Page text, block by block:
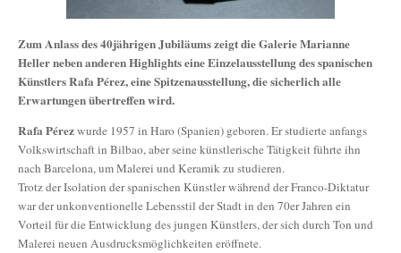
Zum Anlass des 40jährigen Jubiläums zeigt die Galerie Marianne
Heller neben anderen Highlights eine Einzelausstellung des spanischen
Künstlers Rafa Pérez, eine Spitzenausstellung, die sicherlich alle
Erwartungen übertreffen wird.
Rafa Pérezwurde 1957 in Haro (Spanien) geboren. Er studierte anfangs
Volkswirtschaft in Bilbao, aber seine künstlerische Tätigkeit führte ihn
nach Barcelona, um Malerei und Keramik zu studieren.
Trotz der Isolation der spanischen Künstler während der Franco-Diktatur
war der unkonventionelle Lebensstil der Stadt in den 70er Jahren ein
Vorteil für die Entwicklung des jungen Künstlers, der sich durch Ton und
Malerei neuen Ausdrucksmöglichkeiten eröffnete.